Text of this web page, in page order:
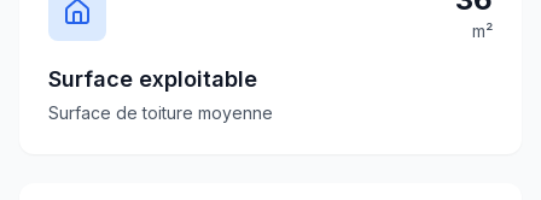
m²
Surface exploitable
Surface de toiture moyenne